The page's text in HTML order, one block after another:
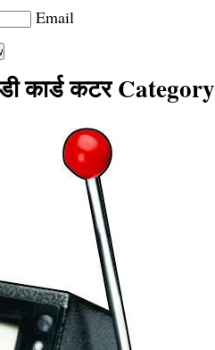
Email
कार्ड कटर Category